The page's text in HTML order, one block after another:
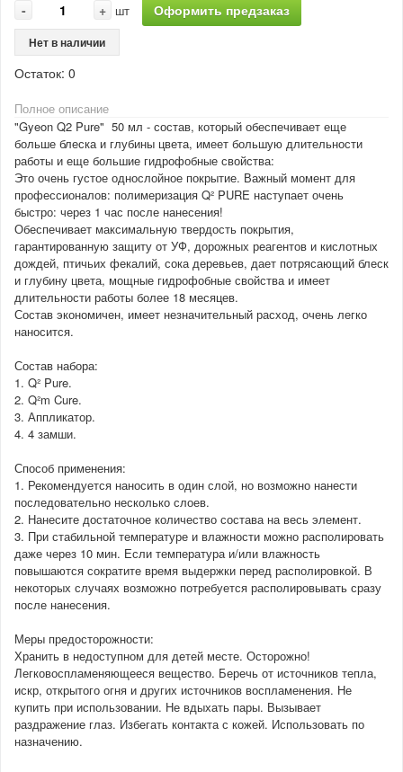
- + шт Оформить предзаказ
Нет в наличии
Остаток: 0
Полное описание
"Gyeon Q2 Pure" 50 мл - состав, который обеспечивает еще
больше блеска и глубины цвета, имеет большую длительности
работы и еще большие гидрофобные свойства:
Это очень густое однослойное покрытие. Важный момент для
профессионалов: полимеризация Q² PURE наступает очень
быстро: через 1 час после нанесения!
Обеспечивает максимальную твердость покрытия,
гарантированную защиту от УФ, дорожных реагентов и кислотных
дождей, птичьих фекалий, сока деревьев, дает потрясающий блеск
и глубину цвета, мощные гидрофобные свойства и имеет
длительности работы более 18 месяцев.
Состав экономичен, имеет незначительный расход, очень легко
наносится.
Состав набора:
1. Q² Pure.
2. Q²m Cure.
3. Аппликатор.
4. 4 замши.
Способ применения:
1. Рекомендуется наносить в один слой, но возможно нанести
последовательно несколько слоев.
2. Нанесите достаточное количество состава на весь элемент.
3. При стабильной температуре и влажности можно располировать
даже через 10 мин. Если температура и/или влажность
повышаются сократите время выдержки перед располировкой. В
некоторых случаях возможно потребуется располировывать сразу
после нанесения.
Меры предосторожности:
Хранить в недоступном для детей месте. Осторожно!
Легковоспламеняющееся вещество. Беречь от источников тепла,
искр, открытого огня и других источников воспламенения. Не
купить при использовании. Не вдыхать пары. Вызывает
раздражение глаз. Избегать контакта с кожей. Использовать по
назначению.